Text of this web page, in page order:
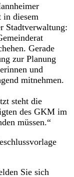
in diesem
Stadtverwaltung:
Gerade
zur Planung
und
mitnehmen.
steht die
des GKM im
müssen.“
Sie sich